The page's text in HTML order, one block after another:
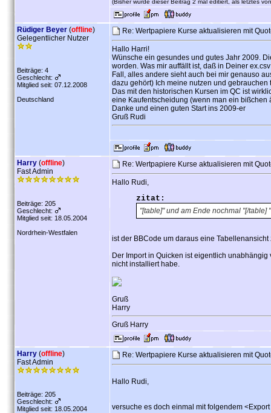
(Bisher wurde dieser Beitrag 2 mal editiert, als letztes
Rüdiger Beyer (offline)
Gelegentlicher Nutzer
Beiträge: 4
Geschlecht:
Mitglied seit: 07.12.2008
Deutschland
Re: Wertpapiere Kurse aktualisieren mit
Hallo Harri!
Wünsche ein gesundes und gutes Jahr 2009.
worden. Was mir auffällt ist, daß in Deiner
Fall, alles andere sieht auch bei mir genauso
dazu gehört) Ich meine nutzen und gebrauchen
Das mit den historischen Kursen im QC ist
eine Kaufentscheidung (wenn man ein
Danke und einen guten Start ins 2009-er
Gruß Rudi
Harry (offline)
Fast Admin
Beiträge: 205
Geschlecht:
Mitglied seit: 18.05.2004
Nordrhein-Westfalen
Re: Wertpapiere Kurse aktualisieren mit
Hallo Rudi,
zitat:
"[table]" und am Ende nochmal "[/table] "
ist der BBCode um daraus eine
Der Import in Quicken ist eigentlich
nicht installiert habe.
Gruß
Harry
Gruß Harry
Harry (offline)
Fast Admin
Beiträge: 205
Geschlecht:
Mitglied seit: 18.05.2004
Re: Wertpapiere Kurse aktualisieren mit
Hallo Rudi,
versuche es doch einmal mit folgendem